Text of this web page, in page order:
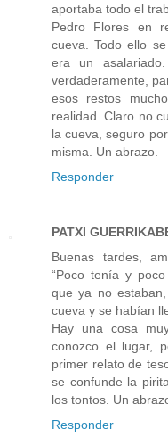
aportaba todo el
Pedro Flores en
cueva. Todo ello
era un
verdaderamente,
esos restos
realidad. Claro no
la cueva, seguro
misma. Un abrazo.
Responder
PATXI
Buenas tardes,
“Poco tenía y
que ya no
cueva y se habían
Hay una cosa
conozco el lugar,
primer relato de
se confunde la
los tontos. Un
Responder